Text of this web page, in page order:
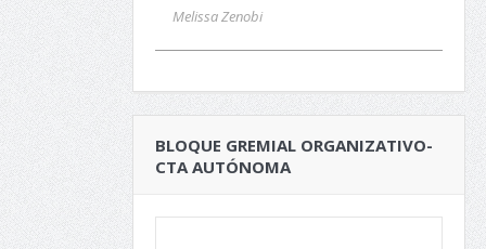
BLOQUE GREMIAL ORGANIZATIVO-